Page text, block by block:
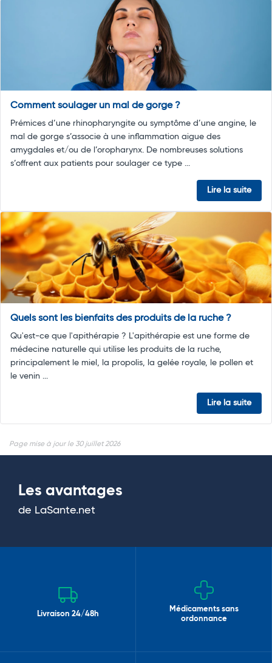
Comment soulager un mal de gorge ?
Prémices d’une rhinopharyngite ou symptôme d’une angine, le
mal de gorge s’associe à une inflammation aigue des
amygdales et/ou de l’oropharynx. De nombreuses solutions
s’offrent aux patients pour soulager ce type ...
Lire la suite
Quels sont les bienfaits des produits de la ruche ?
Qu'est-ce que l'apithérapie ? L'apithérapie est une forme de
médecine naturelle qui utilise les produits de la ruche,
principalement le miel, la propolis, la gelée royale, le pollen et
le venin ...
Lire la suite
Page mise à jour le 30 juillet 2026
Les avantages
de LaSante.net
Livraison 24/48h
Médicaments sans
ordonnance